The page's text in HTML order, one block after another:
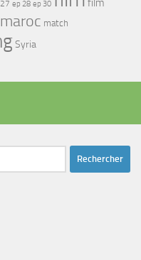
ep 28 ep 30
film
maroc match
Syria